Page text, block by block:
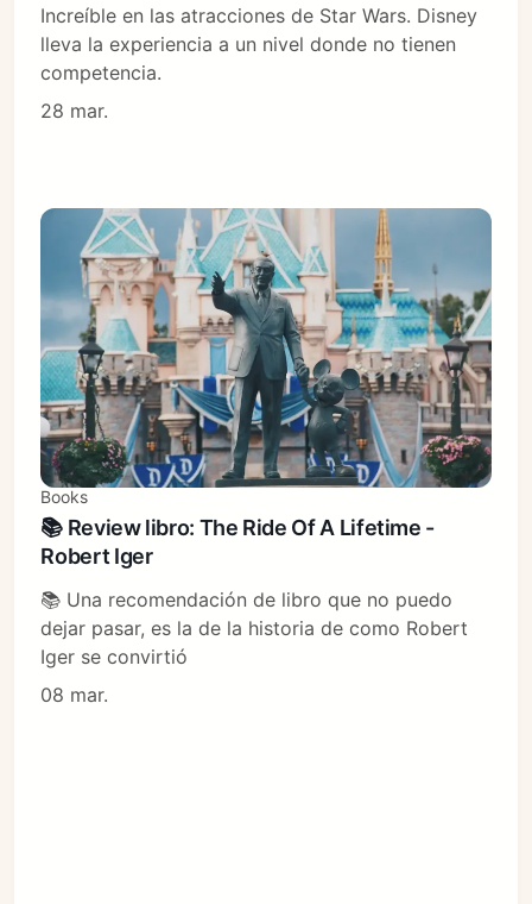
Increíble en las atracciones de Star Wars. Disney
lleva la experiencia a un nivel donde no tienen
competencia.
28 mar.
Books
📚 Review libro: The Ride Of A Lifetime -
Robert Iger
📚 Una recomendación de libro que no puedo
dejar pasar, es la de la historia de como Robert
Iger se convirtió
08 mar.